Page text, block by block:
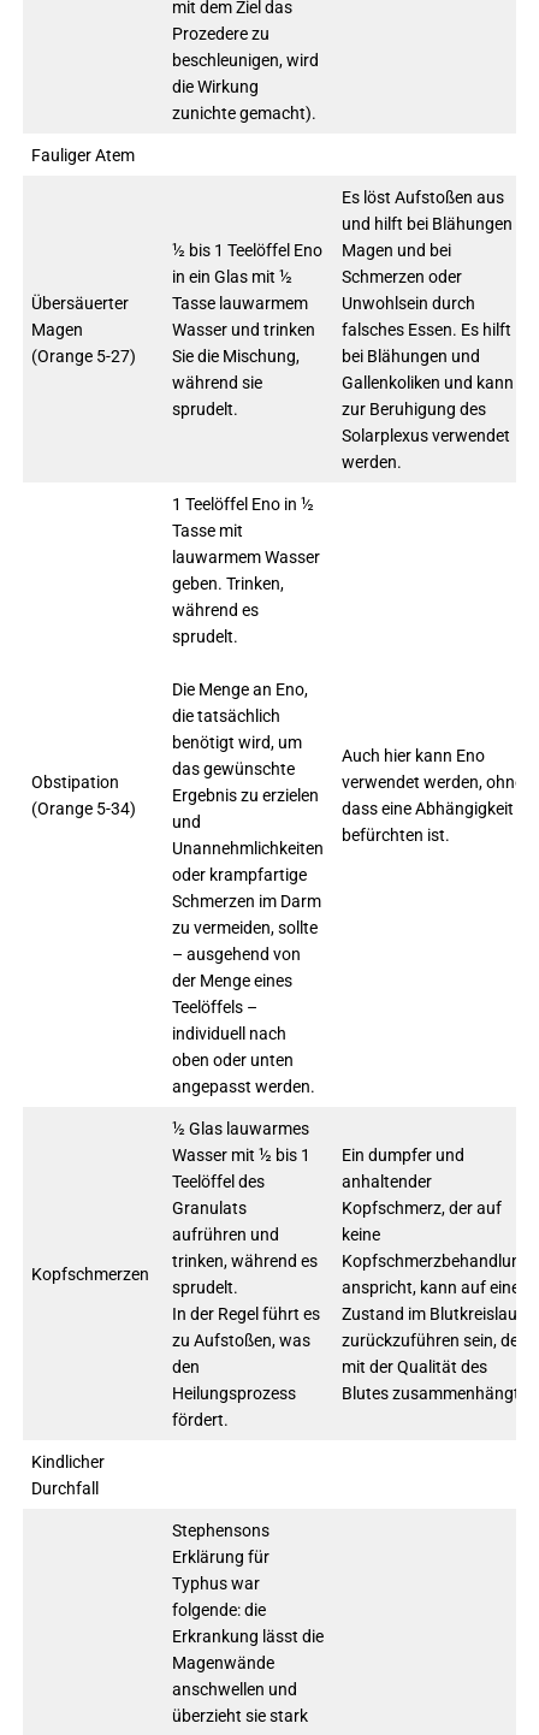
mit dem Ziel das
Prozedere zu
beschleunigen, wird
die Wirkung
zunichte gemacht).
Fauliger Atem
Übersäuerter
Magen
(Orange 5-27)
½ bis 1 Teelöffel Eno
in ein Glas mit ½
Tasse lauwarmem
Wasser und trinken
Sie die Mischung,
während sie
sprudelt.
Es löst Aufstoßen aus
und hilft bei Blähungen im
Magen und bei
Schmerzen oder
Unwohlsein durch
falsches Essen. Es hilft
bei Blähungen und
Gallenkoliken und kann
zur Beruhigung des
Solarplexus verwendet
werden.
Obstipation
(Orange 5-34)
1 Teelöffel Eno in ½
Tasse mit
lauwarmem Wasser
geben. Trinken,
während es
sprudelt.
Die Menge an Eno,
die tatsächlich
benötigt wird, um
das gewünschte
Ergebnis zu erzielen
und
Unannehmlichkeiten
oder krampfartige
Schmerzen im Darm
zu vermeiden, sollte
– ausgehend von
der Menge eines
Teelöffels –
individuell nach
oben oder unten
angepasst werden.
Auch hier kann Eno
verwendet werden, ohne
dass eine Abhängigkeit zu
befürchten ist.
Kopfschmerzen
½ Glas lauwarmes
Wasser mit ½ bis 1
Teelöffel des
Granulats
aufrühren und
trinken, während es
sprudelt.
In der Regel führt es
zu Aufstoßen, was
den
Heilungsprozess
fördert.
Ein dumpfer und
anhaltender
Kopfschmerz, der auf
keine
Kopfschmerzbehandlung
anspricht, kann auf einen
Zustand im Blutkreislauf
zurückzuführen sein, der
mit der Qualität des
Blutes zusammenhängt.
Kindlicher
Durchfall
Stephensons
Erklärung für
Typhus war
folgende: die
Erkrankung lässt die
Magenwände
anschwellen und
überzieht sie stark